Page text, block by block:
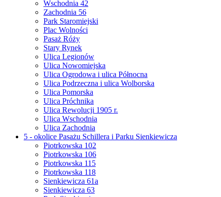
Wschodnia 42
Zachodnia 56
Park Staromiejski
Plac Wolności
Pasaż Róży
Stary Rynek
Ulica Legionów
Ulica Nowomiejska
Ulica Ogrodowa i ulica Północna
Ulica Podrzeczna i ulica Wolborska
Ulica Pomorska
Ulica Próchnika
Ulica Rewolucji 1905 r.
Ulica Wschodnia
Ulica Zachodnia
5 - okolice Pasażu Schillera i Parku Sienkiewicza
Piotrkowska 102
Piotrkowska 106
Piotrkowska 115
Piotrkowska 118
Sienkiewicza 61a
Sienkiewicza 63